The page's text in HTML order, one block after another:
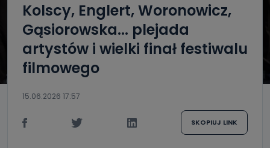
Kolscy, Englert, Woronowicz,
Gąsiorowska... plejada
artystów i wielki finał festiwalu
filmowego
15.06.2026 17:57
SKOPIUJ LINK